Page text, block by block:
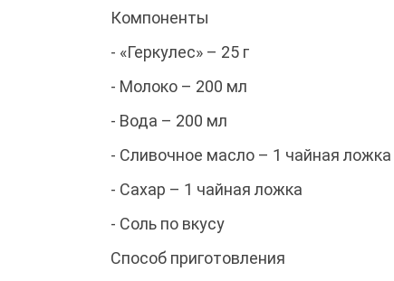
Компоненты
- «Геркулес» – 25 г
- Молоко – 200 мл
- Вода – 200 мл
- Сливочное масло – 1 чайная ложка
- Сахар – 1 чайная ложка
- Соль по вкусу
Способ приготовления